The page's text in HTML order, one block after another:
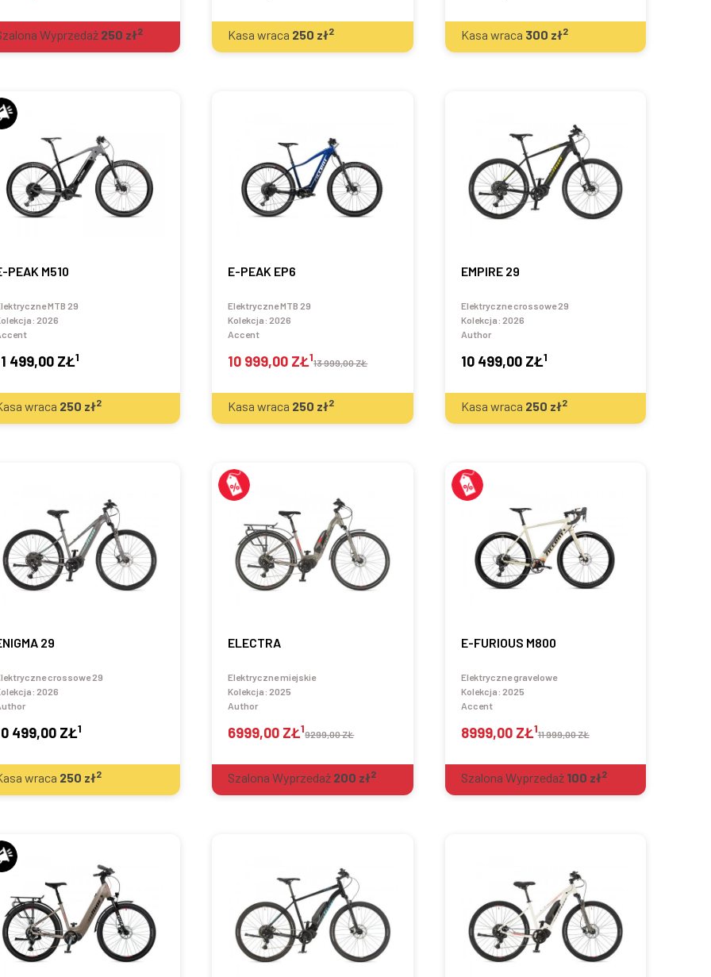
Wyprzedaż 250 zł2 Kasa wraca 250 zł2 Kasa wraca 300 zł2
PEAK M510
MTB 29
2026
499,00 ZŁ1
wraca 250 zł2
E-PEAK EP6
Elektryczne MTB 29
Kolekcja: 2026
Accent
10 999,00 ZŁ113 999,00 ZŁ
Kasa wraca 250 zł2
EMPIRE 29
Elektryczne crossowe 29
Kolekcja: 2026
Author
10 499,00 ZŁ1
Kasa wraca 250 zł2
29
crossowe 29
2026
499,00 ZŁ1
wraca 250 zł2
ELECTRA
Elektryczne miejskie
Kolekcja: 2025
Author
6999,00 ZŁ19299,00 ZŁ
Szalona Wyprzedaż 200 zł2
E-FURIOUS M800
Elektryczne gravelowe
Kolekcja: 2025
Accent
8999,00 ZŁ111 999,00 ZŁ
Szalona Wyprzedaż 100 zł2